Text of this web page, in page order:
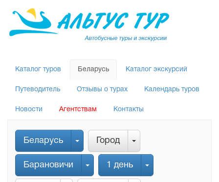
Каталог туров Беларусь Каталог экскурсий
Путеводитель Отзывы о турах Календарь туров
Новости Агентствам Контакты
Беларусь Город
Барановичи 1 день